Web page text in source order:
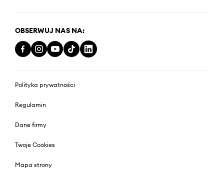
OBSERWUJ NAS NA:
Polityka prywatności
Regulamin
Dane firmy
Twoje Cookies
Mapa strony